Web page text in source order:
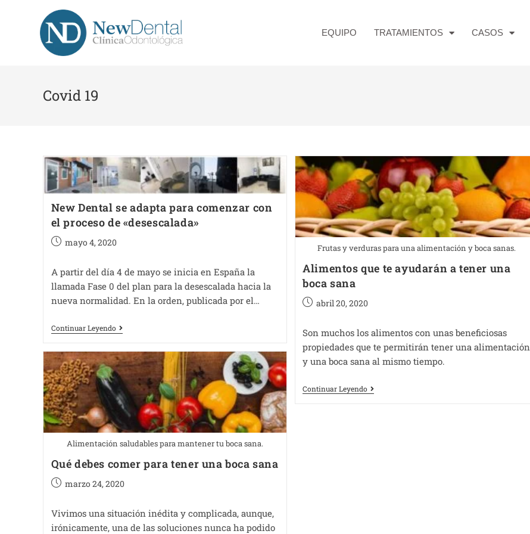
EQUIPO TRATAMIENTOS CASOS
Covid 19
New Dental se adapta para comenzar con
el proceso de «desescalada»
mayo 4, 2020
A partir del día 4 de mayo se inicia en España la
llamada Fase 0 del plan para la desescalada hacia la
nueva normalidad. En la orden, publicada por el…
Continuar Leyendo
Frutas y verduras para una alimentación y boca sanas.
Alimentos que te ayudarán a tener una
boca sana
abril 20, 2020
Son muchos los alimentos con unas beneficiosas
propiedades que te permitirán tener una alimentación
y una boca sana al mismo tiempo.
Continuar Leyendo
Alimentación saludables para mantener tu boca sana.
Qué debes comer para tener una boca sana
marzo 24, 2020
Vivimos una situación inédita y complicada, aunque,
irónicamente, una de las soluciones nunca ha podido